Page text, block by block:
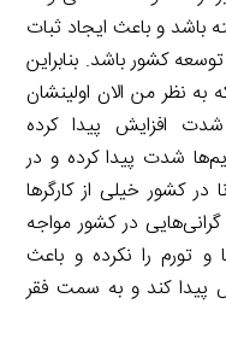
باشد و باعث ایجاد ثبات
کشور باشد. بنابراین
به نظر من الان اولینشان
افزایش پیدا کرده
شدت پیدا کرده و در
کشور خیلی از کارگرها
در کشور مواجه
و تورم را نکرده و باعث
پیدا کند و به سمت فقر